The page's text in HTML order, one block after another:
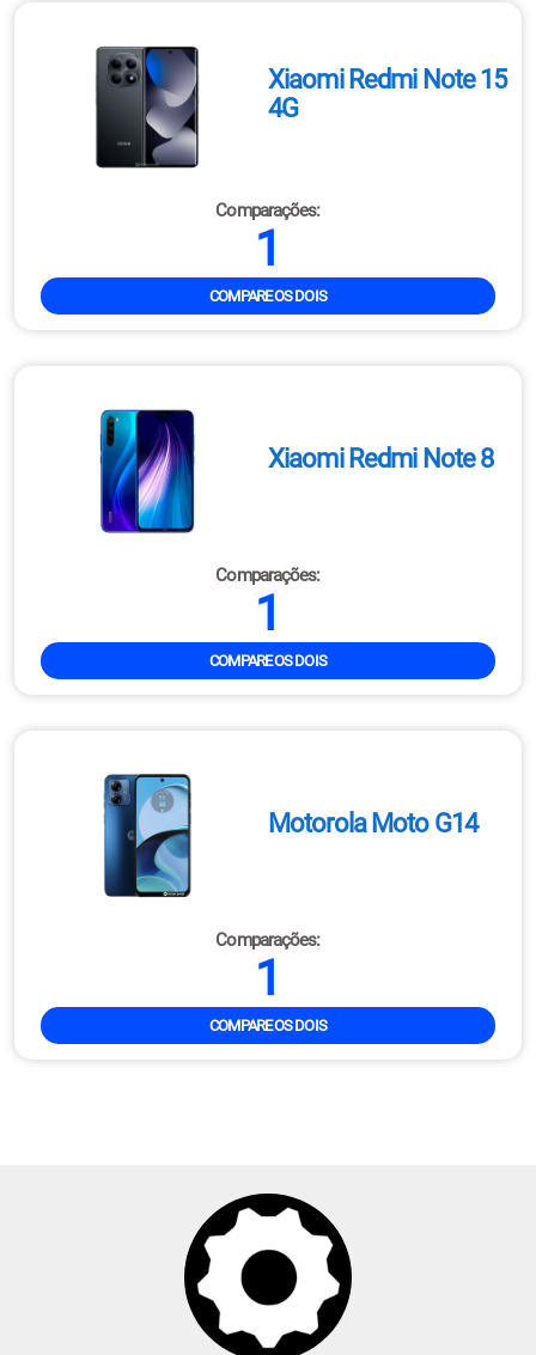
Xiaomi Redmi Note 15
4G
Comparações:
1
COMPARE OS DOIS
Xiaomi Redmi Note 8
Comparações:
1
COMPARE OS DOIS
Motorola Moto G14
Comparações:
1
COMPARE OS DOIS